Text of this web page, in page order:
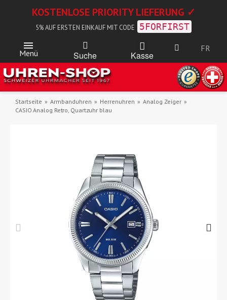
KOSTENLOSE PRIORITY LIEFERUNG ✓
5% AUF ERSTEN EINKAUF MIT CODE 5FORFIRST
Menü Suche Kasse
FR
Startseite Armbanduhren Herrenuhren
Analog Zeiger
CASIO Analog Retro, Quartzuhr blau